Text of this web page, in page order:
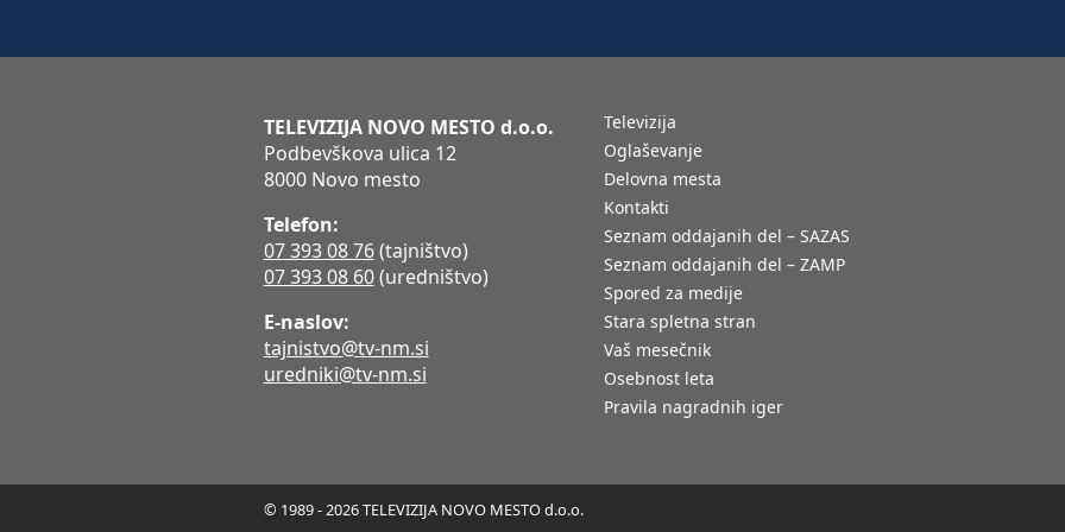
TELEVIZIJA NOVO MESTO d.o.o.
Podbevškova ulica 12
8000 Novo mesto
Telefon:
07 393 08 76(tajništvo)
07 393 08 60(uredništvo)
E-naslov:
tajnistvo@tv-nm.si
uredniki@tv-nm.si
Televizija
Oglaševanje
Delovna mesta
Kontakti
Seznam oddajanih del – SAZAS
Seznam oddajanih del – ZAMP
Spored za medije
Stara spletna stran
Vaš mesečnik
Osebnost leta
Pravila nagradnih iger
© 1989 - 2026 TELEVIZIJA NOVO MESTO d.o.o.